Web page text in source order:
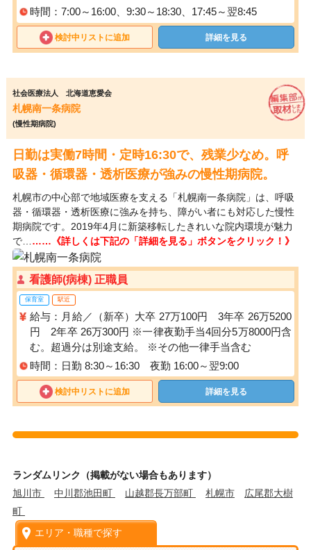
時間：7:00～16:00、9:30～18:30、17:45～翌8:45
検討中リストに追加 詳細を見る
社会医療法人 北海道恵愛会
札幌南一条病院
(慢性期病院)
日勤は実働7時間・定時16:30で、残業少なめ。呼
吸器・循環器・透析医療が強みの慢性期病院。
札幌市の中心部で地域医療を支える「札幌南一条病院」は、呼吸
器・循環器・透析医療に強みを持ち、障がい者にも対応した慢性
期病院です。2019年4月に新築移転したきれいな院内環境が魅力
で… ……《詳しくは下記の「詳細を見る」ボタンをクリック！》
看護師(病棟) 正職員
保育室 駅近
給与：月給／（新卒）大卒 27万100円 3年卒 26万5200
円 2年卒 26万300円 ※一律夜勤手当4回分5万8000円含
む。超過分は別途支給。 ※その他一律手当含む
時間：日勤 8:30～16:30 夜勤 16:00～翌9:00
検討中リストに追加 詳細を見る
ランダムリンク（掲載がない場合もあります）
旭川市
中川郡池田町 山越郡長万部町 札幌市
広尾郡大樹
町
エリア・職種で探す